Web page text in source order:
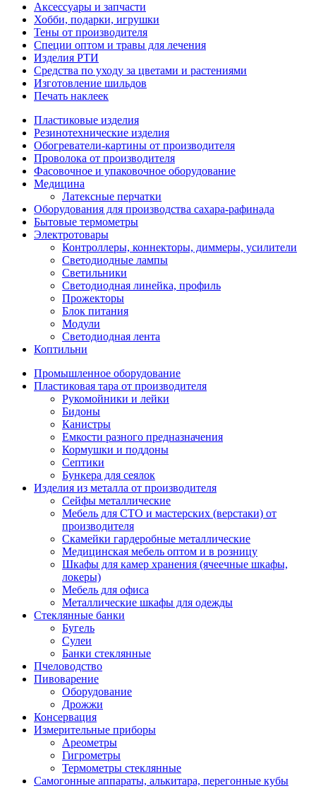
Аксессуары и запчасти
Хобби, подарки, игрушки
Тены от производителя
Специи оптом и травы для лечения
Изделия РТИ
Средства по уходу за цветами и растениями
Изготовление шильдов
Печать наклеек
Пластиковые изделия
Резинотехнические изделия
Обогреватели-картины от производителя
Проволока от производителя
Фасовочное и упаковочное оборудование
Медицина
Латексные перчатки
Оборудования для производства сахара-рафинада
Бытовые термометры
Электротовары
Контроллеры, коннекторы, диммеры, усилители
Светодиодные лампы
Светильники
Светодиодная линейка, профиль
Прожекторы
Блок питания
Модули
Светодиодная лента
Коптильни
Промышленное оборудование
Пластиковая тара от производителя
Рукомойники и лейки
Бидоны
Канистры
Емкости разного предназначения
Кормушки и поддоны
Септики
Бункера для сеялок
Изделия из металла от производителя
Сейфы металлические
Мебель для СТО и мастерских (верстаки) от
производителя
Скамейки гардеробные металлические
Медицинская мебель оптом и в розницу
Шкафы для камер хранения (ячеечные шкафы,
локеры)
Мебель для офиса
Металлические шкафы для одежды
Стеклянные банки
Бугель
Сулеи
Банки стеклянные
Пчеловодство
Пивоварение
Оборудование
Дрожжи
Консервация
Измерительные приборы
Ареометры
Гигрометры
Термометры стеклянные
Самогонные аппараты, алькитара, перегонные кубы